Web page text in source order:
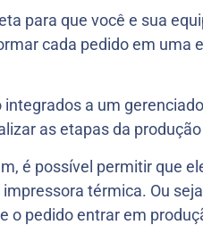
para que você e sua
cada pedido em uma
integrados a um
as etapas da
é possível permitir que
térmica. Ou
o pedido entrar em